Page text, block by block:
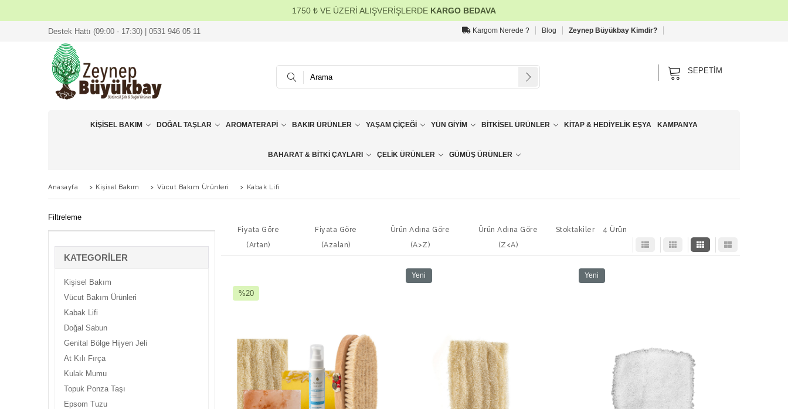
1750 ₺ VE ÜZERİ ALIŞVERİŞLERDE KARGO BEDAVA
Destek Hattı (09:00 - 17:30) | 0531 946 05 11 Kargom Nerede ? Blog Zeynep Büyükbay Kimdir?
SEPETIM
KIŞISEL BAKIM DOĞAL TAŞLAR AROMATERAPI BAKIR ÜRÜNLER YAŞAM ÇIÇEĞI YÜN GIYIM BITKISEL ÜRÜNLER KITAP & HEDIYELIK EŞYA KAMPANYA
BAHARAT & BITKI ÇAYLARI ÇELIK ÜRÜNLER GÜMÜŞ ÜRÜNLER
Anasayfa > Kişisel Bakım > Vücut Bakım Ürünleri > Kabak Lifi
Filtreleme
KATEGORILER
Kişisel Bakım
Vücut Bakım Ürünleri
Kabak Lifi
Doğal Sabun
Genital Bölge Hijyen Jeli
At Kılı Fırça
Kulak Mumu
Topuk Ponza Taşı
Epsom Tuzu
Fiyata Göre
(Artan)
Fiyata Göre
(Azalan)
Ürün Adına Göre
(A>Z)
Ürün Adına Göre
(Z<A)
Stoktakiler 4 Ürün
%20
Yeni
Yeni